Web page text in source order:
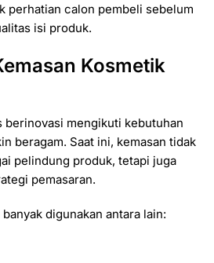
perhatian calon pembeli sebelum
isi produk.
Kosmetik
mengikuti kebutuhan
beragam. Saat ini, kemasan tidak
pelindung produk, tetapi juga
pemasaran.
digunakan antara lain: